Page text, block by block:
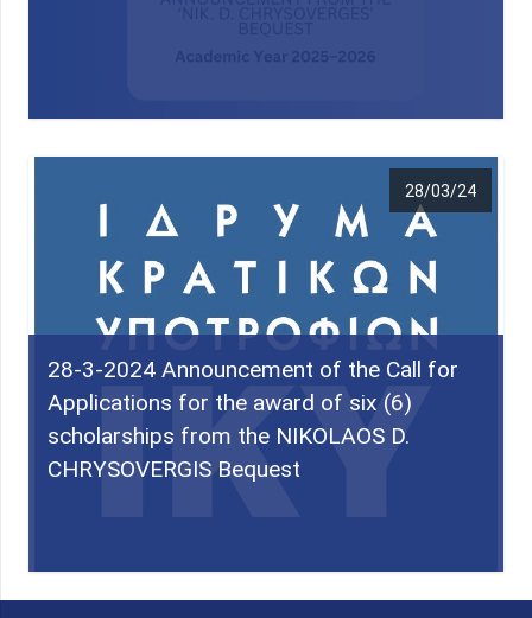
28/03/24
28-3-2024 Announcement of the Call for
Applications for the award of six (6)
scholarships from the NIKOLAOS D.
CHRYSOVERGIS Bequest